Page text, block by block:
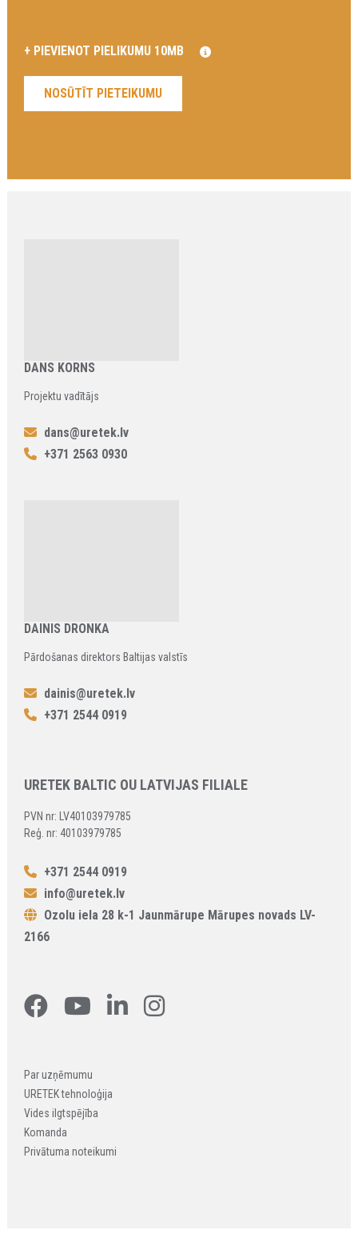
DANS KORNS
Projektu vadītājs
dans@uretek.lv
+371 2563 0930
DAINIS DRONKA
Pārdošanas direktors Baltijas valstīs
dainis@uretek.lv
+371 2544 0919
URETEK BALTIC OU LATVIJAS FILIALE
PVN nr: LV40103979785
Reģ. nr: 40103979785
+371 2544 0919
info@uretek.lv
Ozolu iela 28 k-1 Jaunmārupe Mārupes novads LV-
2166
Par uzņēmumu
URETEK tehnoloģija
Vides ilgtspējība
Komanda
Privātuma noteikumi